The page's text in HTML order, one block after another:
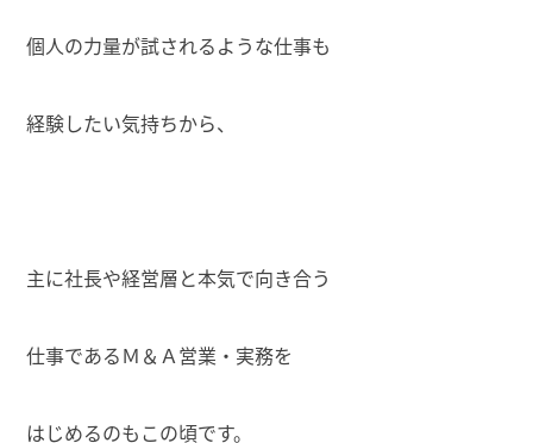
個人の力量が試されるような仕事も
経験したい気持ちから、
主に社長や経営層と本気で向き合う
仕事であるＭ＆Ａ営業・実務を
はじめるのもこの頃です。